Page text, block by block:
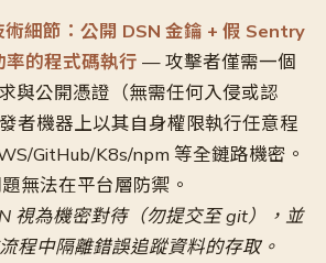
細節：公開 DSN 金鑰 + 假 Sentry
的程式碼執行 — 攻擊者僅需一個
與公開憑證（無需任何入侵或認
者機器上以其自身權限執行任意程
GitHub/K8s/npm 等全鏈路機密。
無法在平台層防禦。
視為機密對待（勿提交至 git），並
程中隔離錯誤追蹤資料的存取。